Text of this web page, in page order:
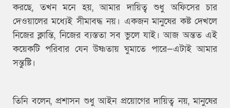
করছে, তখন মনে হয়, আমার দায়িত্ব শুধু অফিসের চার
দেওয়ালের মধ্যেই সীমাবদ্ধ নয়। একজন মানুষের কষ্ট দেখলে
নিজের ক্লান্তি, নিজের ব্যস্ততা সব ভুলে যাই। আজ অন্তত এই
কয়েকটি পরিবার যেন উষ্ণতায় ঘুমাতে পারে—এটাই আমার
সন্তুষ্টি।
তিনি বলেন, প্রশাসন শুধু আইন প্রয়োগের দায়িত্ব নয়, মানুষের